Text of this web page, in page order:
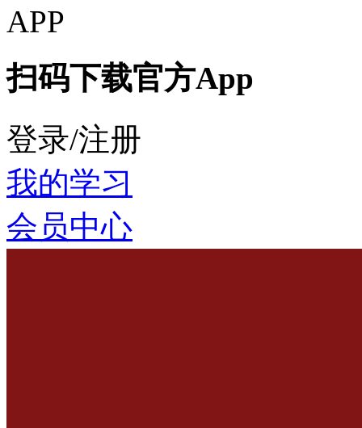
扫码下载官方App
登录/注册
我的学习
会员中心